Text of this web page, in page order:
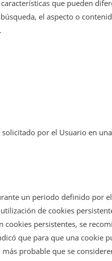
que pueden
el aspecto o
por el Usuario en
un periodo definido por
de cookies
persistentes, se
que para que una cookie
probable que se